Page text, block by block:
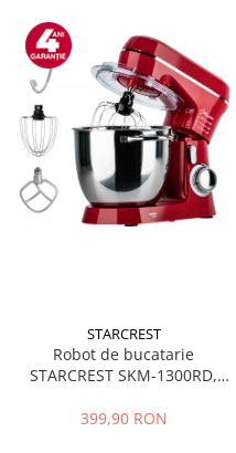
STARCREST
Robot de bucatarie
STARCREST SKM-1300RD,
Accesorii, 10 Viteze + Pulse,
399,90 RON